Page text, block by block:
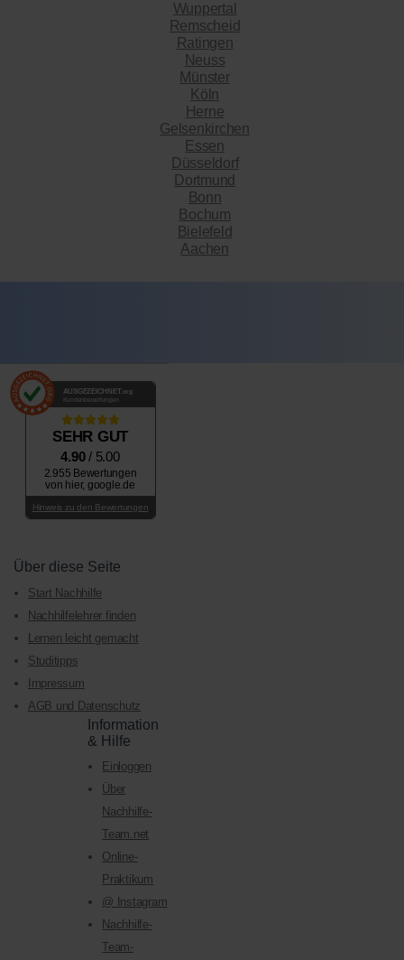
Wuppertal
Remscheid
Ratingen
Neuss
Münster
Köln
Herne
Gelsenkirchen
Essen
Düsseldorf
Dortmund
Bonn
Bochum
Bielefeld
Aachen
AUSGEZEICHNET .org
Kundenbewertungen
SEHR GUT
4.90/ 5.00
2.955 Bewertungen
von hier, google.de
Hinweis zu den Bewertungen
Über diese Seite
Start Nachhilfe
Nachhilfelehrer finden
Lernen leicht gemacht
Studitipps
Impressum
AGB und Datenschutz
Information
& Hilfe
Einloggen
Über
Nachhilfe-
Team.net
Online-
Praktikum
@ Instagram
Nachhilfe-
Team-